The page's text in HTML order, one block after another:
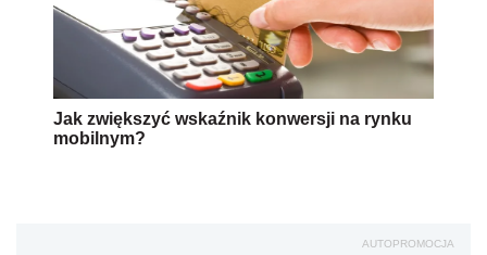
Jak zwiększyć wskaźnik konwersji na rynku
mobilnym?
AUTOPROMOCJA